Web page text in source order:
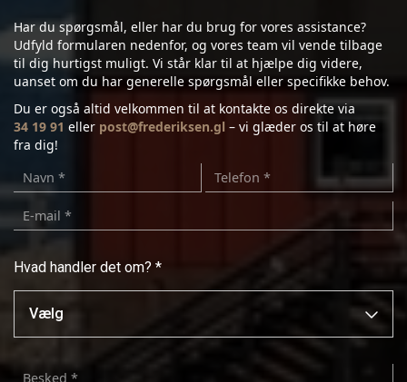
Har du spørgsmål, eller har du brug for vores assistance?
Udfyld formularen nedenfor, og vores team vil vende tilbage
til dig hurtigst muligt. Vi står klar til at hjælpe dig videre,
uanset om du har generelle spørgsmål eller specifikke behov.
Du er også altid velkommen til at kontakte os direkte via
34 19 91 eller post@frederiksen.gl – vi glæder os til at høre
fra dig!
Hvad handler det om? *
Hvad
om?